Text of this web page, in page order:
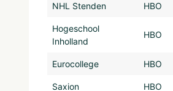
NHL Stenden HBO
Hogeschool
Inholland
HBO
Eurocollege HBO
Saxion HBO